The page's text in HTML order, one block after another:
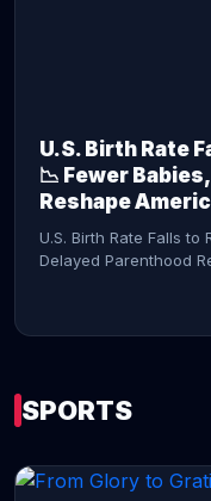
U.S. Birth Rate
📉 Fewer
Reshape
U.S. Birth Rate Falls
Delayed Parenthood
SPORTS